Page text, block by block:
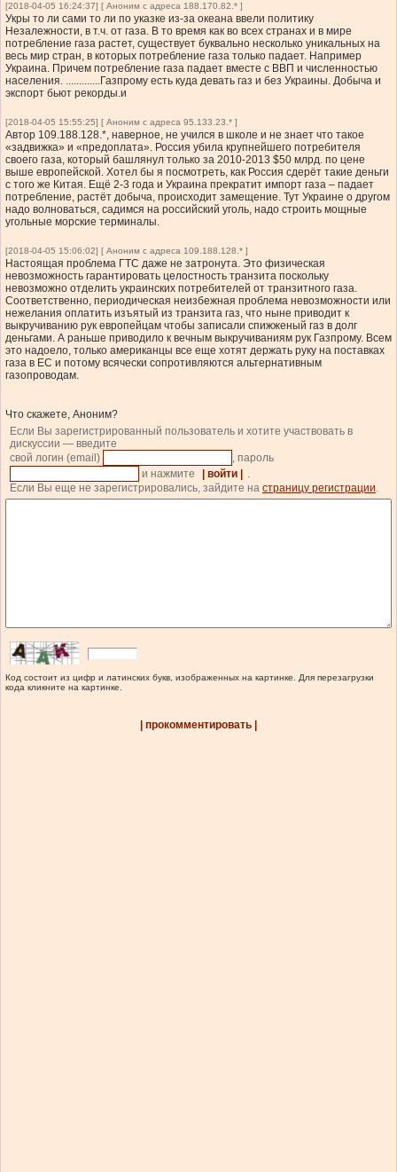
[2018-04-05 16:24:37] [ Аноним с адреса 188.170.82.* ]
Укры то ли сами то ли по указке из-за океана ввели политику
Незалежности, в т.ч. от газа. В то время как во всех странах и в мире
потребление газа растет, существует буквально несколько уникальных на
весь мир стран, в которых потребление газа только падает. Например
Украина. Причем потребление газа падает вместе с ВВП и численностью
населения. .............Газпрому есть куда девать газ и без Украины. Добыча и
экспорт бьют рекорды.и
[2018-04-05 15:55:25] [ Аноним с адреса 95.133.23.* ]
Автор 109.188.128.*, наверное, не учился в школе и не знает что такое
«задвижка» и «предоплата». Россия убила крупнейшего потребителя
своего газа, который башлянул только за 2010-2013 $50 млрд. по цене
выше европейской. Хотел бы я посмотреть, как Россия сдерёт такие деньги
с того же Китая. Ещё 2-3 года и Украина прекратит импорт газа – падает
потребление, растёт добыча, происходит замещение. Тут Украине о другом
надо волноваться, садимся на российский уголь, надо строить мощные
угольные морские терминалы.
[2018-04-05 15:06:02] [ Аноним с адреса 109.188.128.* ]
Настоящая проблема ГТС даже не затронута. Это физическая
невозможность гарантировать целостность транзита поскольку
невозможно отделить украинских потребителей от транзитного газа.
Соответственно, периодическая неизбежная проблема невозможности или
нежелания оплатить изъятый из транзита газ, что ныне приводит к
выкручиванию рук европейцам чтобы записали спижженый газ в долг
деньгами. А раньше приводило к вечным выкручиваниям рук Газпрому. Всем
это надоело, только американцы все еще хотят держать руку на поставках
газа в ЕС и потому всячески сопротивляются альтернативным
газопроводам.
Что скажете, Аноним?
Если Вы зарегистрированный пользователь и хотите участвовать в
дискуссии — введите
свой логин (email)
, пароль
и нажмите
| войти |
.
Если Вы еще не зарегистрировались, зайдите на страницу регистрации.
Код состоит из цифр и латинских букв, изображенных на картинке. Для перезагрузки
кода кликните на картинке.
| прокомментировать |